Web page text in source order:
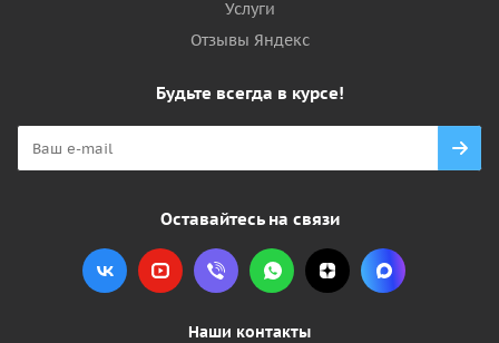
Услуги
Отзывы Яндекс
Будьте всегда в курсе!
Оставайтесь на связи
Наши контакты